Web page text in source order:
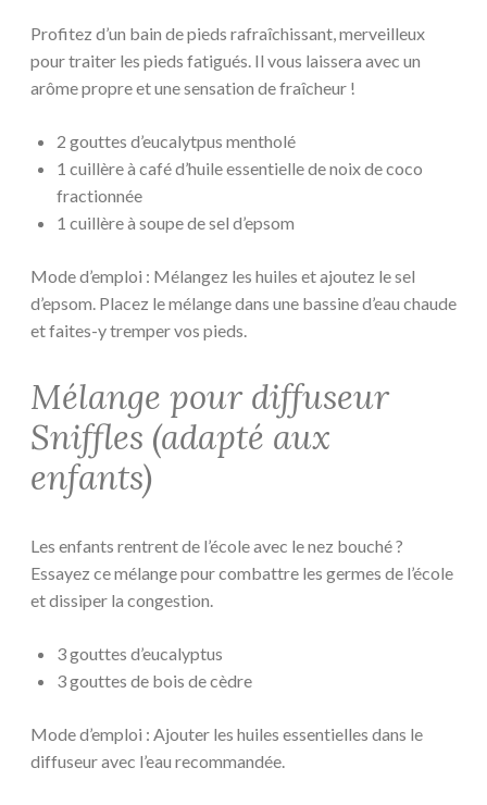
Profitez d’un bain de pieds rafraîchissant, merveilleux
pour traiter les pieds fatigués. Il vous laissera avec un
arôme propre et une sensation de fraîcheur !
2 gouttes d’eucalytpus mentholé
1 cuillère à café d’huile essentielle de noix de coco
fractionnée
1 cuillère à soupe de sel d’epsom
Mode d’emploi : Mélangez les huiles et ajoutez le sel
d’epsom. Placez le mélange dans une bassine d’eau chaude
et faites-y tremper vos pieds.
Mélange pour diffuseur
Sniffles (adapté aux
enfants)
Les enfants rentrent de l’école avec le nez bouché ?
Essayez ce mélange pour combattre les germes de l’école
et dissiper la congestion.
3 gouttes d’eucalyptus
3 gouttes de bois de cèdre
Mode d’emploi : Ajouter les huiles essentielles dans le
diffuseur avec l’eau recommandée.